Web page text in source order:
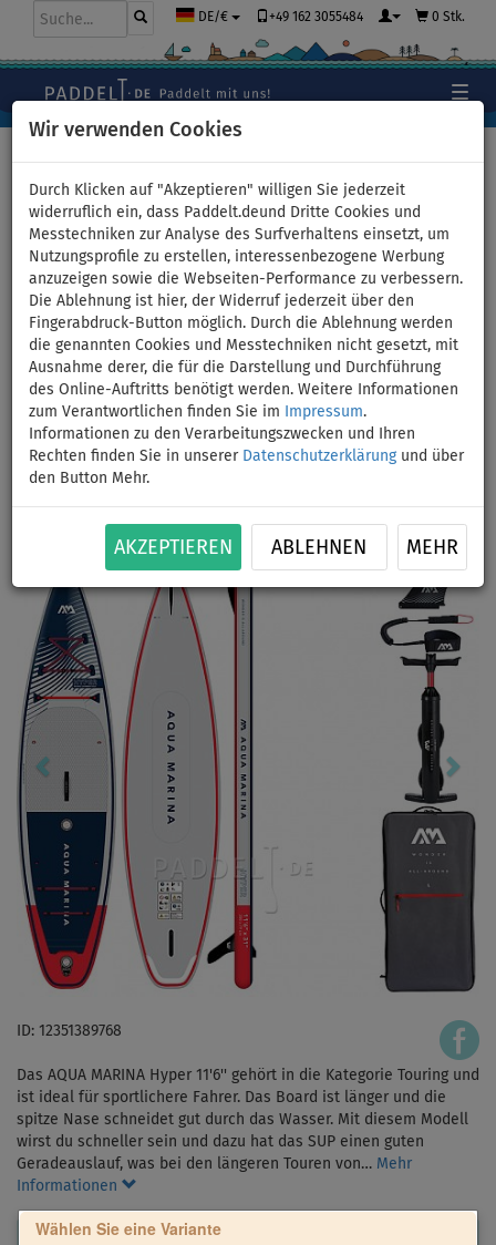
Wir verwenden Cookies
Durch Klicken auf "Akzeptieren" willigen Sie jederzeit
widerruflich ein, dass Paddelt.deund Dritte Cookies und
Messtechniken zur Analyse des Surfverhaltens einsetzt, um
Nutzungsprofile zu erstellen, interessenbezogene Werbung
anzuzeigen sowie die Webseiten-Performance zu verbessern.
Die Ablehnung ist hier, der Widerruf jederzeit über den
Fingerabdruck-Button möglich. Durch die Ablehnung werden
die genannten Cookies und Messtechniken nicht gesetzt, mit
Ausnahme derer, die für die Darstellung und Durchführung
des Online-Auftritts benötigt werden. Weitere Informationen
zum Verantwortlichen finden Sie im
Impressum.
Informationen zu den Verarbeitungszwecken und Ihren
Rechten finden Sie in unserer Datenschutzerklärungund über
den Button Mehr.
AKZEPTIEREN ABLEHNEN MEHR
DE/€ +49 162 3055484 0 Stk.
SUP AQUA MARINA HYPER
11'6" - aufblasbares Stand Up
Paddle Board - Variante:
Grund-Set
BIS
150 kg
KAJAK SITZ
OPTION
VERSAND
GRATIS
Previous Next
ID: 12351389768
Das AQUA MARINA Hyper 11'6'' gehört in die Kategorie Touring und
ist ideal für sportlichere Fahrer. Das Board ist länger und die
spitze Nase schneidet gut durch das Wasser. Mit diesem Modell
wirst du schneller sein und dazu hat das SUP einen guten
Geradeauslauf, was bei den längeren Touren von… Mehr
Informationen
Wählen Sie eine Variante